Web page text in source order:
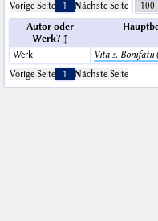
Vorige Seite
1 Nächste Seite
Autor oder
Werk?
Werk Vita s. Bonifatii
Vorige Seite
1 Nächste Seite